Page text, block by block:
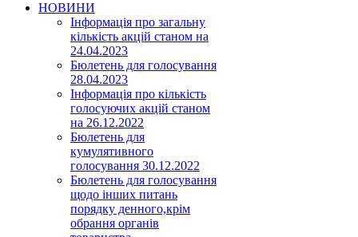
НОВИНИ
Інформація про загальну
кількість акцій станом на
24.04.2023
Бюлетень для голосування
28.04.2023
Інформація про кількість
голосуючих акцій станом
на 26.12.2022
Бюлетень для
кумулятивного
голосування 30.12.2022
Бюлетень для голосування
щодо інших питань
порядку денного,крім
обрання органів